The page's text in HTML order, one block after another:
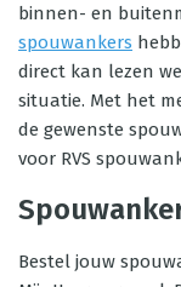
binnen- en
spouwankers
direct kan lezen
situatie. Met het
de gewenste
voor RVS
Bestel jouw